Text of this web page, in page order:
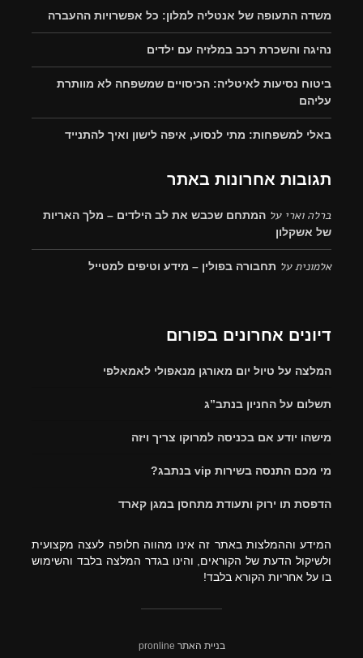
משדה התעופה של אנטליה למלון: כל אפשרויות ההעברה
נהיגה והשכרת רכב במלזיה עם ילדים
ביטוח נסיעות לאיטליה: הכיסויים שמשפחה לא מוותרת
עליהם
באלי למשפחות: מתי לנסוע, איפה לישון ואיך להתנייד
תגובות אחרונות באתר
ברלה וארי על המתחם שכבש את לב הילדים – מלך האריות
של אשקלון
אלמוניתעל תחבורה בפולין – מידע וטיפים למטייל
דיונים אחרונים בפורום
המלצה על טיול יום מאורגן מנאפולי לאמאלפי
תשלום על החניון בנתב”ג
מישהו יודע אם בכניסה למרוקו צריך ויזה
מי מכם התנסה בשירות vip בנתבג?
הדפסת תו ירוק ותעודת מתחסן במגן קארד
המידע וההמלצות באתר זה אינו מהווה חלופה לעצה מקצועית
ולשיקול הדעת של הקוראים, והינו בגדר המלצה בלבד והשימוש
בו על אחריות הקורא בלבד!
בניית האתר pronline